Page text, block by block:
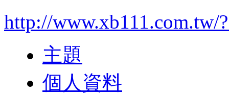
http://www.xb111.com.tw/
主題
個人資料